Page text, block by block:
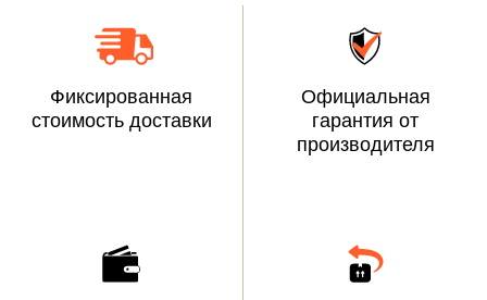
Фиксированная
стоимость доставки
Официальная
гарантия от
производителя